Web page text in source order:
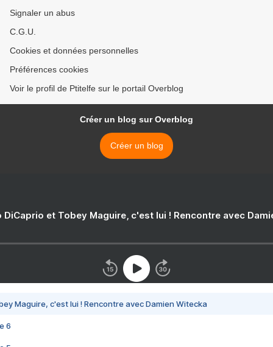
Signaler un abus
C.G.U.
Cookies et données personnelles
Préférences cookies
Voir le profil de Ptitelfe sur le portail Overblog
Créer un blog sur Overblog
Créer un blog
DiCaprio et Tobey Maguire, c'est lui ! Rencontre avec
Maguire, c'est lui ! Rencontre avec Damien Witecka
6